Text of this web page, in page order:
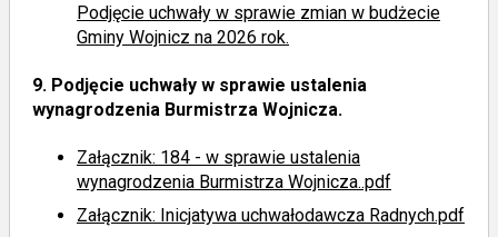
Podjęcie uchwały w sprawie zmian w budżecie
Gminy Wojnicz na 2026 rok.
9. Podjęcie uchwały w sprawie ustalenia
wynagrodzenia Burmistrza Wojnicza.
Załącznik: 184 - w sprawie ustalenia
wynagrodzenia Burmistrza Wojnicza..pdf
Załącznik: Inicjatywa uchwałodawcza Radnych.pdf